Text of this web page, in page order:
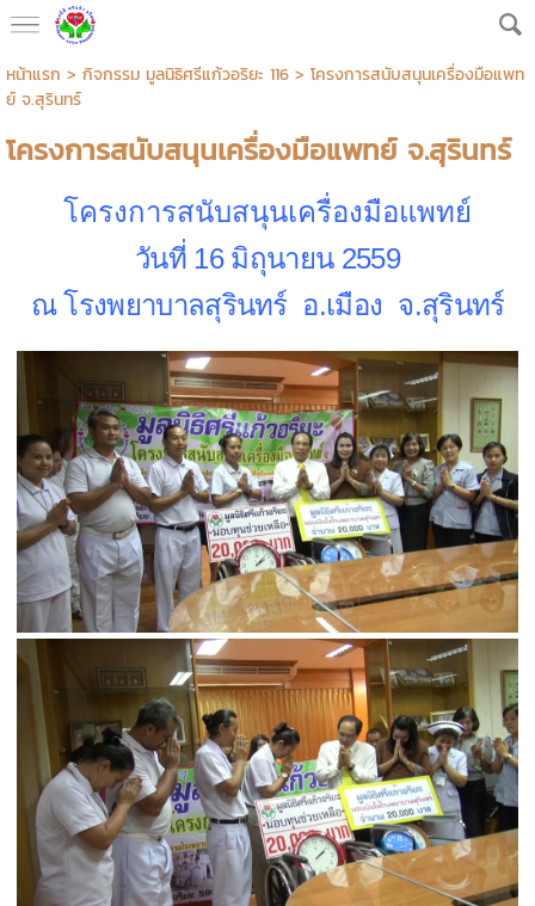
หน้าแรก > กิจกรรม มูลนิธิศรีแก้วอริยะ 116> โครงการสนับสนุนเครื่องมือแพท
ย์ จ.สุรินทร์
โครงการสนับสนุนเครื่องมือแพทย์ จ.สุรินทร์
โครงการสนับสนุนเครื่องมือแพทย์
วันที่ 16 มิถุนายน 2559
ณ โรงพยาบาลสุรินทร์ อ.เมือง จ.สุรินทร์